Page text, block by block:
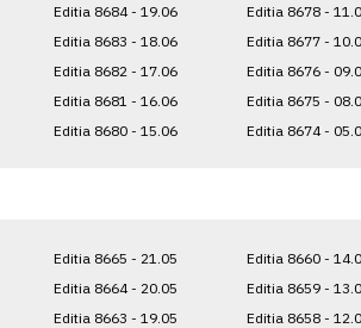
Editia 8684 - 19.06
Editia 8683 - 18.06
Editia 8682 - 17.06
Editia 8681 - 16.06
Editia 8680 - 15.06
Editia 8678 -
Editia 8677 -
Editia 8676 -
Editia 8675 -
Editia 8674 -
Editia 8665 - 21.05
Editia 8664 - 20.05
Editia 8663 - 19.05
Editia 8660 -
Editia 8659 -
Editia 8658 -